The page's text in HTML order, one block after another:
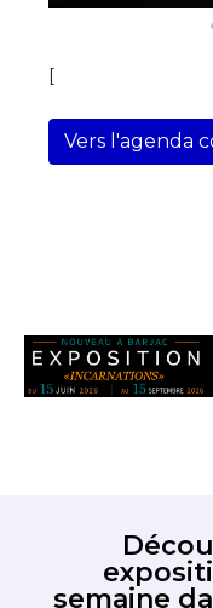
[
Vers l'agenda
semaine